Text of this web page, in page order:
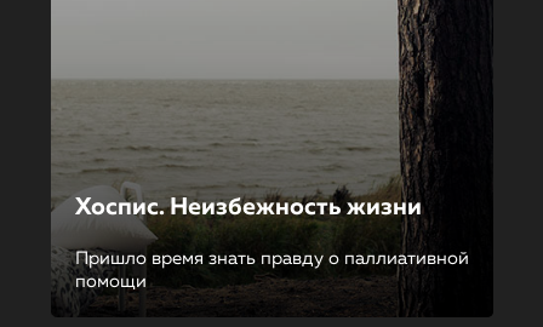
Хоспис. Неизбежность жизни
Пришло время знать правду о паллиативной
помощи